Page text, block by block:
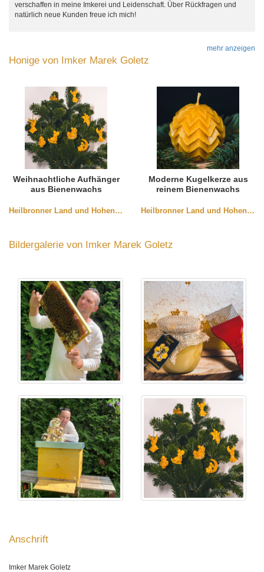
verschaffen in meine Imkerei und Leidenschaft. Über Rückfragen und
natürlich neue Kunden freue ich mich!
mehr anzeigen
Honige von Imker Marek Goletz
Weihnachtliche Aufhänger
aus Bienenwachs
Heilbronner Land und Hohenlohe
Moderne Kugelkerze aus
reinem Bienenwachs
Heilbronner Land und Hohenlohe
Bildergalerie von Imker Marek Goletz
Anschrift
Imker Marek Goletz